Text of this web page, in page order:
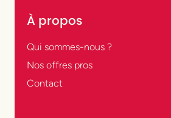
À propos
Qui sommes-nous ?
Nos offres pros
Contact